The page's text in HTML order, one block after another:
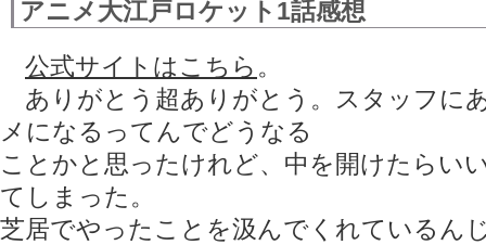
アニメ大江戸ロケット1話感想
公式サイトはこちら 。
ありがとう超ありがとう。スタッフに
メになるってんでどうなる
ことかと思ったけれど、中を開けたらい
てしまった。
芝居でやったことを汲んでくれているん